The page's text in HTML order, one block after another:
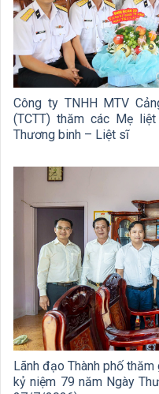
Công ty TNHH MTV
(TCTT) thăm các Mẹ
Thương binh – Liệt sĩ
Lãnh đạo Thành phố
kỷ niệm 79 năm Ngày